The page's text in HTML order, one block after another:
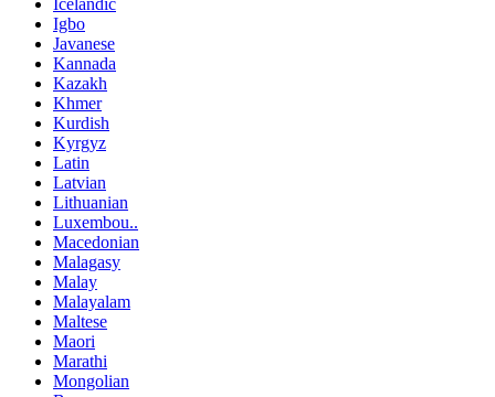
Igbo
Javanese
Kannada
Kazakh
Khmer
Kurdish
Kyrgyz
Latin
Latvian
Lithuanian
Luxembou..
Macedonian
Malagasy
Malay
Malayalam
Maltese
Maori
Marathi
Mongolian